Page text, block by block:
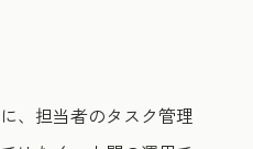
、担当者のタスク管理